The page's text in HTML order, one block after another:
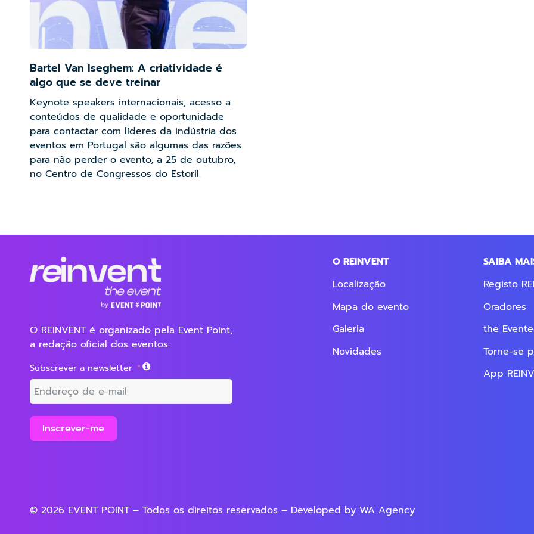
Bartel Van Iseghem: A criatividade é
algo que se deve treinar
Keynote speakers internacionais, acesso a
conteúdos de qualidade e oportunidade
para contactar com líderes da indústria dos
eventos em Portugal são algumas das razões
para não perder o evento, a 25 de outubro,
no Centro de Congressos do Estoril.
O REINVENT é organizado pela Event Point,
a redação oficial dos eventos.
Subscrever a newsletter
Inscrever-me
O REINVENT
Localização
Mapa do evento
Galeria
Novidades
SAIBA
Registo
Oradores
the
Torne-se
App
© 2026 EVENT POINT – Todos os direitos reservados – Developed by WA Agency